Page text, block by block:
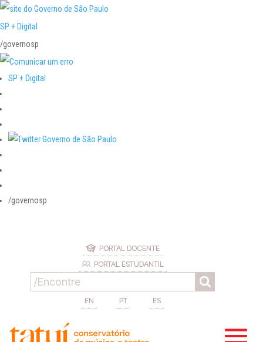
SP + Digital
/governosp
SP + Digital
/governosp
PORTAL DOCENTE
PORTAL ESTUDANTIL
EN PT ES